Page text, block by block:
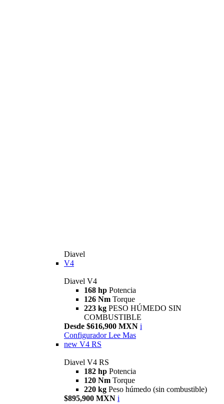
Diavel
V4
Diavel V4
168 hp Potencia
126 Nm Torque
223 kg PESO HÚMEDO SIN
COMBUSTIBLE
Desde $616,900 MXN i
Configurador Lee Mas
new V4 RS
Diavel V4 RS
182 hp Potencia
120 Nm Torque
220 kg Peso húmedo (sin combustible)
$895,900 MXN i